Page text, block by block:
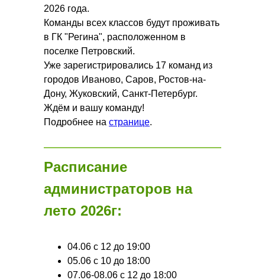
2026 года.
Команды всех классов будут проживать
в ГК "Регина", расположенном в
поселке Петровский.
Уже зарегистрировались 17 команд из
городов Иваново, Саров, Ростов-на-
Дону, Жуковский, Санкт-Петербург.
Ждём и вашу команду!
Подробнее на странице.
Расписание
администраторов на
лето 2026г:
04.06 с 12 до 19:00
05.06 с 10 до 18:00
07.06-08.06 с 12 до 18:00